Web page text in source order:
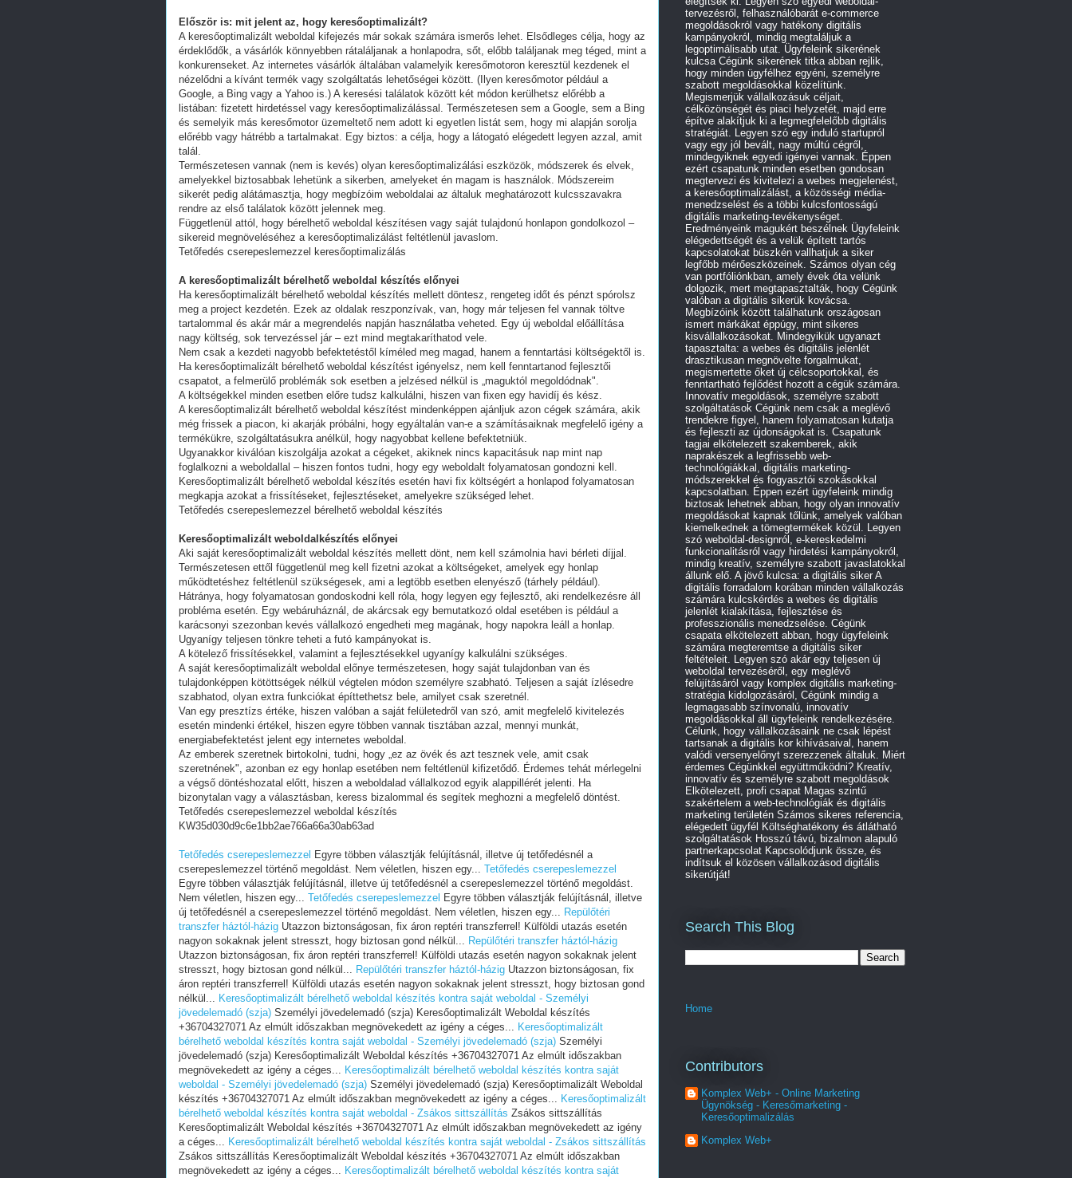
Először is: mit jelent az, hogy keresőoptimalizált?
A keresőoptimalizált weboldal kifejezés már sokak számára ismerős lehet. Elsődleges célja, hogy az
érdeklődők, a vásárlók könnyebben rátaláljanak a honlapodra, sőt, előbb találjanak meg téged, mint a
konkurenseket. Az internetes vásárlók általában valamelyik keresőmotoron keresztül kezdenek el
nézelődni a kívánt termék vagy szolgáltatás lehetőségei között. (Ilyen keresőmotor például a
Google, a Bing vagy a Yahoo is.) A keresési találatok között két módon kerülhetsz előrébb a
listában: fizetett hirdetéssel vagy keresőoptimalizálással. Természetesen sem a Google, sem a Bing
és semelyik más keresőmotor üzemeltető nem adott ki egyetlen listát sem, hogy mi alapján sorolja
előrébb vagy hátrébb a tartalmakat. Egy biztos: a célja, hogy a látogató elégedett legyen azzal, amit
talál.
Természetesen vannak (nem is kevés) olyan keresőoptimalizálási eszközök, módszerek és elvek,
amelyekkel biztosabbak lehetünk a sikerben, amelyeket én magam is használok. Módszereim
sikerét pedig alátámasztja, hogy megbízóim weboldalai az általuk meghatározott kulcsszavakra
rendre az első találatok között jelennek meg.
Függetlenül attól, hogy bérelhető weboldal készítésen vagy saját tulajdonú honlapon gondolkozol –
sikereid megnöveléséhez a keresőoptimalizálást feltétlenül javaslom.
Tetőfedés cserepeslemezzel keresőoptimalizálás
A keresőoptimalizált bérelhető weboldal készítés előnyei
Ha keresőoptimalizált bérelhető weboldal készítés mellett döntesz, rengeteg időt és pénzt spórolsz
meg a project kezdetén. Ezek az oldalak reszponzívak, van, hogy már teljesen fel vannak töltve
tartalommal és akár már a megrendelés napján használatba veheted. Egy új weboldal előállítása
nagy költség, sok tervezéssel jár – ezt mind megtakaríthatod vele.
Nem csak a kezdeti nagyobb befektetéstől kíméled meg magad, hanem a fenntartási költségektől is.
Ha keresőoptimalizált bérelhető weboldal készítést igényelsz, nem kell fenntartanod fejlesztői
csapatot, a felmerülő problémák sok esetben a jelzésed nélkül is „maguktól megoldódnak".
A költségekkel minden esetben előre tudsz kalkulálni, hiszen van fixen egy havidíj és kész.
A keresőoptimalizált bérelhető weboldal készítést mindenképpen ajánljuk azon cégek számára, akik
még frissek a piacon, ki akarják próbálni, hogy egyáltalán van-e a számításaiknak megfelelő igény a
termékükre, szolgáltatásukra anélkül, hogy nagyobbat kellene befektetniük.
Ugyanakkor kiválóan kiszolgálja azokat a cégeket, akiknek nincs kapacitásuk nap mint nap
foglalkozni a weboldallal – hiszen fontos tudni, hogy egy weboldalt folyamatosan gondozni kell.
Keresőoptimalizált bérelhető weboldal készítés esetén havi fix költségért a honlapod folyamatosan
megkapja azokat a frissítéseket, fejlesztéseket, amelyekre szükséged lehet.
Tetőfedés cserepeslemezzel bérelhető weboldal készítés
Keresőoptimalizált weboldalkészítés előnyei
Aki saját keresőoptimalizált weboldal készítés mellett dönt, nem kell számolnia havi bérleti díjjal.
Természetesen ettől függetlenül meg kell fizetni azokat a költségeket, amelyek egy honlap
működtetéshez feltétlenül szükségesek, ami a legtöbb esetben elenyésző (tárhely például).
Hátránya, hogy folyamatosan gondoskodni kell róla, hogy legyen egy fejlesztő, aki rendelkezésre áll
probléma esetén. Egy webáruháznál, de akárcsak egy bemutatkozó oldal esetében is például a
karácsonyi szezonban kevés vállalkozó engedheti meg magának, hogy napokra leáll a honlap.
Ugyanígy teljesen tönkre teheti a futó kampányokat is.
A kötelező frissítésekkel, valamint a fejlesztésekkel ugyanígy kalkulálni szükséges.
A saját keresőoptimalizált weboldal előnye természetesen, hogy saját tulajdonban van és
tulajdonképpen kötöttségek nélkül végtelen módon személyre szabható. Teljesen a saját ízlésedre
szabhatod, olyan extra funkciókat építtethetsz bele, amilyet csak szeretnél.
Van egy presztízs értéke, hiszen valóban a saját felületedről van szó, amit megfelelő kivitelezés
esetén mindenki értékel, hiszen egyre többen vannak tisztában azzal, mennyi munkát,
energiabefektetést jelent egy internetes weboldal.
Az emberek szeretnek birtokolni, tudni, hogy „ez az övék és azt tesznek vele, amit csak
szeretnének", azonban ez egy honlap esetében nem feltétlenül kifizetődő. Érdemes tehát mérlegelni
a végső döntéshozatal előtt, hiszen a weboldalad vállalkozod egyik alappillérét jelenti. Ha
bizonytalan vagy a választásban, keress bizalommal és segítek meghozni a megfelelő döntést.
Tetőfedés cserepeslemezzel weboldal készítés
KW35d030d9c6e1bb2ae766a66a30ab63ad
Tetőfedés cserepeslemezzel Egyre többen választják felújításnál, illetve új tetőfedésnél a
cserepeslemezzel történő megoldást. Nem véletlen, hiszen egy... Tetőfedés cserepeslemezzel
Egyre többen választják felújításnál, illetve új tetőfedésnél a cserepeslemezzel történő megoldást.
Nem véletlen, hiszen egy... Tetőfedés cserepeslemezzel Egyre többen választják felújításnál, illetve
új tetőfedésnél a cserepeslemezzel történő megoldást. Nem véletlen, hiszen egy... Repülőtéri
transzfer háztól-házig Utazzon biztonságosan, fix áron reptéri transzferrel! Külföldi utazás esetén
nagyon sokaknak jelent stresszt, hogy biztosan gond nélkül... Repülőtéri transzfer háztól-házig
Utazzon biztonságosan, fix áron reptéri transzferrel! Külföldi utazás esetén nagyon sokaknak jelent
stresszt, hogy biztosan gond nélkül... Repülőtéri transzfer háztól-házig Utazzon biztonságosan, fix
áron reptéri transzferrel! Külföldi utazás esetén nagyon sokaknak jelent stresszt, hogy biztosan gond
nélkül... Keresőoptimalizált bérelhető weboldal készítés kontra saját weboldal - Személyi
jövedelemadó (szja) Személyi jövedelemadó (szja) Keresőoptimalizált Weboldal készítés
+36704327071 Az elmúlt időszakban megnövekedett az igény a céges... Keresőoptimalizált
bérelhető weboldal készítés kontra saját weboldal - Személyi jövedelemadó (szja) Személyi
jövedelemadó (szja) Keresőoptimalizált Weboldal készítés +36704327071 Az elmúlt időszakban
megnövekedett az igény a céges... Keresőoptimalizált bérelhető weboldal készítés kontra saját
weboldal - Személyi jövedelemadó (szja) Személyi jövedelemadó (szja) Keresőoptimalizált Weboldal
készítés +36704327071 Az elmúlt időszakban megnövekedett az igény a céges... Keresőoptimalizált
bérelhető weboldal készítés kontra saját weboldal - Zsákos sittszállítás Zsákos sittszállítás
Keresőoptimalizált Weboldal készítés +36704327071 Az elmúlt időszakban megnövekedett az igény
a céges... Keresőoptimalizált bérelhető weboldal készítés kontra saját weboldal - Zsákos sittszállítás
Zsákos sittszállítás Keresőoptimalizált Weboldal készítés +36704327071 Az elmúlt időszakban
megnövekedett az igény a céges... Keresőoptimalizált bérelhető weboldal készítés kontra saját
tervezésről, felhasználóbarát e-commerce
megoldásokról vagy hatékony digitális
kampányokról, mindig megtaláljuk a
legoptimálisabb utat. Ügyfeleink sikerének
kulcsa Cégünk sikerének titka abban rejlik,
hogy minden ügyfélhez egyéni, személyre
szabott megoldásokkal közelítünk.
Megismerjük vállalkozásuk céljait,
célközönségét és piaci helyzetét, majd erre
építve alakítjuk ki a legmegfelelőbb digitális
stratégiát. Legyen szó egy induló startupról
vagy egy jól bevált, nagy múltú cégről,
mindegyiknek egyedi igényei vannak. Éppen
ezért csapatunk minden esetben gondosan
megtervezi és kivitelezi a webes megjelenést,
a keresőoptimalizálást, a közösségi média-
menedzselést és a többi kulcsfontosságú
digitális marketing-tevékenységet.
Eredményeink magukért beszélnek Ügyfeleink
elégedettségét és a velük épített tartós
kapcsolatokat büszkén vallhatjuk a siker
legfőbb mérőeszközeinek. Számos olyan cég
van portfóliónkban, amely évek óta velünk
dolgozik, mert megtapasztalták, hogy Cégünk
valóban a digitális sikerük kovácsa.
Megbízóink között találhatunk országosan
ismert márkákat éppúgy, mint sikeres
kisvállalkozásokat. Mindegyikük ugyanazt
tapasztalta: a webes és digitális jelenlét
drasztikusan megnövelte forgalmukat,
megismertette őket új célcsoportokkal, és
fenntartható fejlődést hozott a cégük számára.
Innovatív megoldások, személyre szabott
szolgáltatások Cégünk nem csak a meglévő
trendekre figyel, hanem folyamatosan kutatja
és fejleszti az újdonságokat is. Csapatunk
tagjai elkötelezett szakemberek, akik
naprakészek a legfrissebb web-
technológiákkal, digitális marketing-
módszerekkel és fogyasztói szokásokkal
kapcsolatban. Éppen ezért ügyfeleink mindig
biztosak lehetnek abban, hogy olyan innovatív
megoldásokat kapnak tőlünk, amelyek valóban
kiemelkednek a tömegtermékek közül. Legyen
szó weboldal-designról, e-kereskedelmi
funkcionalitásról vagy hirdetési kampányokról,
mindig kreatív, személyre szabott javaslatokkal
állunk elő. A jövő kulcsa: a digitális siker A
digitális forradalom korában minden vállalkozás
számára kulcskérdés a webes és digitális
jelenlét kialakítása, fejlesztése és
professzionális menedzselése. Cégünk
csapata elkötelezett abban, hogy ügyfeleink
számára megteremtse a digitális siker
feltételeit. Legyen szó akár egy teljesen új
weboldal tervezéséről, egy meglévő
felújításáról vagy komplex digitális marketing-
stratégia kidolgozásáról, Cégünk mindig a
legmagasabb színvonalú, innovatív
megoldásokkal áll ügyfeleink rendelkezésére.
Célunk, hogy vállalkozásaink ne csak lépést
tartsanak a digitális kor kihívásaival, hanem
valódi versenyelőnyt szerezzenek általuk. Miért
érdemes Cégünkkel együttműködni? Kreatív,
innovatív és személyre szabott megoldások
Elkötelezett, profi csapat Magas szintű
szakértelem a web-technológiák és digitális
marketing területén Számos sikeres referencia,
elégedett ügyfél Költséghatékony és átlátható
szolgáltatások Hosszú távú, bizalmon alapuló
partnerkapcsolat Kapcsolódjunk össze, és
indítsuk el közösen vállalkozásod digitális
sikerútját!
Search This Blog
Home
Contributors
Komplex Web+ - Online Marketing
Ügynökség - Keresőmarketing -
Keresőoptimalizálás
Komplex Web+